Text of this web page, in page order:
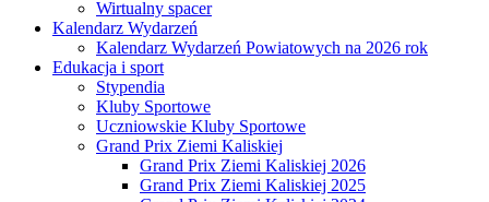
Wirtualny spacer
Kalendarz Wydarzeń
Kalendarz Wydarzeń Powiatowych na 2026 rok
Edukacja i sport
Stypendia
Kluby Sportowe
Uczniowskie Kluby Sportowe
Grand Prix Ziemi Kaliskiej
Grand Prix Ziemi Kaliskiej 2026
Grand Prix Ziemi Kaliskiej 2025